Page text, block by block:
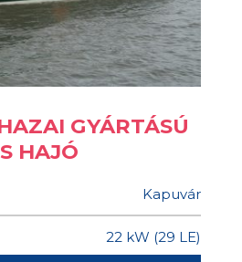
GYÁRTÁSÚ
HAJÓ
Kapuvár
22 kW (29 LE)